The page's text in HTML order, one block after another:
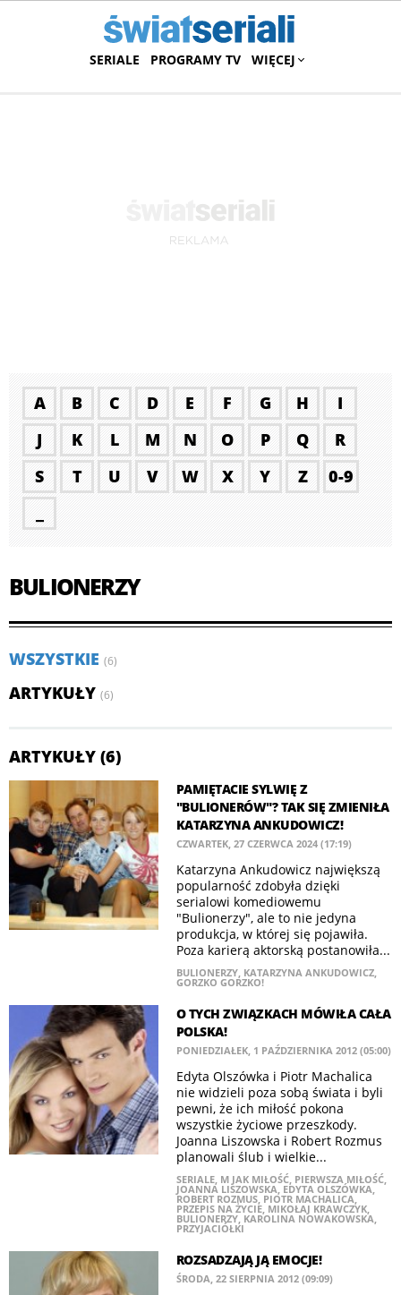
SERIALE PROGRAMY TV WIĘCEJ
A B C D E F G H
I
J
K L M N O P Q
R
S
T U V W X Y Z
0-9
BULIONERZY
WSZYSTKIE (6)
ARTYKUŁY (6)
ARTYKUŁY (6)
PAMIĘTACIE SYLWIĘ Z
"BULIONERÓW"? TAK SIĘ ZMIENIŁA
KATARZYNA ANKUDOWICZ!
CZWARTEK, 27 CZERWCA 2024 (17:19)
Katarzyna Ankudowicz największą
popularność zdobyła dzięki
serialowi komediowemu
"Bulionerzy", ale to nie jedyna
produkcja, w której się pojawiła.
Poza karierą aktorską postanowiła...
BULIONERZY, KATARZYNA ANKUDOWICZ,
GORZKO GORZKO!
O TYCH ZWIĄZKACH MÓWIŁA CAŁA
POLSKA!
PONIEDZIAŁEK, 1 PAŹDZIERNIKA 2012 (05:00)
Edyta Olszówka i Piotr Machalica
nie widzieli poza sobą świata i byli
pewni, że ich miłość pokona
wszystkie życiowe przeszkody.
Joanna Liszowska i Robert Rozmus
planowali ślub i wielkie...
SERIALE, M JAK MIŁOŚĆ, PIERWSZA MIŁOŚĆ,
JOANNA LISZOWSKA, EDYTA OLSZÓWKA,
ROBERT ROZMUS, PIOTR MACHALICA,
PRZEPIS NA ŻYCIE, MIKOŁAJ KRAWCZYK,
BULIONERZY, KAROLINA NOWAKOWSKA,
PRZYJACIÓŁKI
ROZSADZAJĄ JĄ EMOCJE!
ŚRODA, 22 SIERPNIA 2012 (09:09)